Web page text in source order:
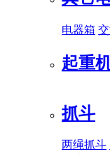
电器箱
起重
抓斗
两绳抓斗